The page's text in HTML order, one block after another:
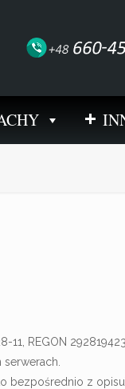
11, REGON
bezpośrednio z